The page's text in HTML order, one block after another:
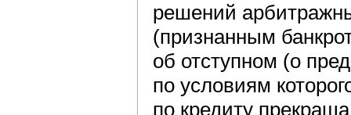
решений
(признанным
об отступном (о
по условиям
по кредиту